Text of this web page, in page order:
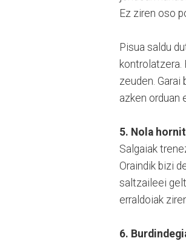
Ez ziren oso
Pisua saldu
kontrolatzera.
zeuden.
azken orduan
5. Nola
Salgaiak
Oraindik bizi
saltzaileei
erraldoiak
6.